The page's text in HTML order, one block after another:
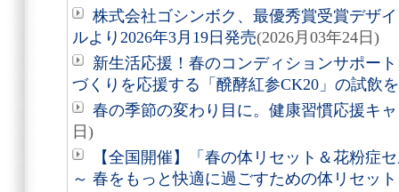
株式会社ゴシンボク、最優秀賞受賞デザ
ルより2026年3月19日発売(2026月03年24日)
新生活応援！春のコンディションサポー
づくりを応援する「醗酵紅参CK20」の試飲
春の季節の変わり目に。健康習慣応援キ
日)
【全国開催】「春の体リセット＆花粉症
～ 春をもっと快適に過ごすための体リセッ